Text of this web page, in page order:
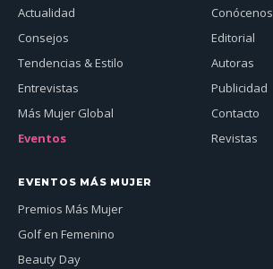
Actualidad
Consejos
Tendencias & Estilo
Entrevistas
Más Mujer Global
Eventos
Conócenos
Editorial
Autoras
Publicidad
Contacto
Revistas
EVENTOS MÁS MUJER
Premios Más Mujer
Golf en Femenino
Beauty Day